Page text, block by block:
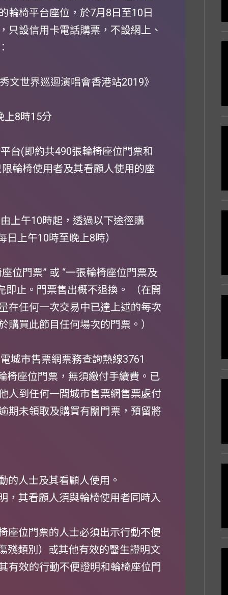
輪椅平台座位，於7月8日至10日
只設信用卡電話購票，不設網上、
文世界巡迴演唱會香港站2019》
上8時15分
台(即約共490張輪椅座位門票和
輪椅使用者及其看顧人使用的座
上午10時起，透過以下途徑購
上午10時至晚上8時）
位門票” 或 “一張輪椅座位門票及
止。門票售出概不退換。 （在開
在任何一次交易中已達上述的每次
買此節目任何場次的門票。）
城市售票網票務查詢熱線3761
椅座位門票，無須繳付手續費。已
人到任何一間城市售票網售票處付
期未領取及購買有關門票，預留將
的人士及其看顧人使用。
，其看顧人須與輪椅使用者同時入
座位門票的人士必須出示行動不便
殘類別）或其他有效的醫生證明文
有效的行動不便證明和輪椅座位門